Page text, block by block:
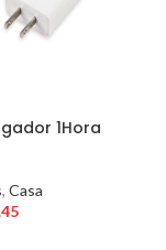
1Hora
, Casa